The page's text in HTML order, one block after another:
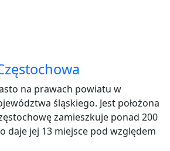
na prawach powiatu w
śląskiego. Jest położona
zamieszkuje ponad 200
daje jej 13 miejsce pod względem